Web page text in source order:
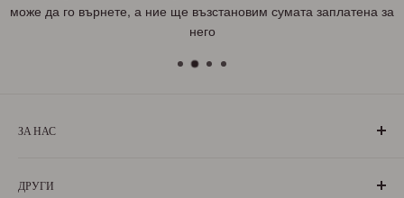
може да го върнете, а ние ще възстановим сумата заплатена за
него
ЗА НАС
са живели извън границите на България. Екипът ни се
ДРУГИ